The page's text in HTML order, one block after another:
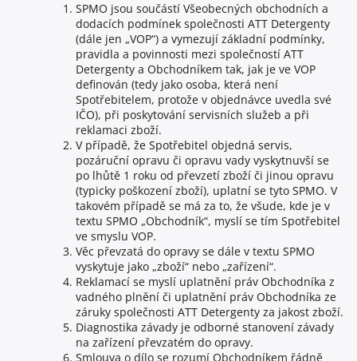
SPMO jsou součástí Všeobecných obchodních a
dodacích podmínek společnosti ATT Detergenty
(dále jen „VOP“) a vymezují základní podmínky,
pravidla a povinnosti mezi společností ATT
Detergenty a Obchodníkem tak, jak je ve VOP
definován (tedy jako osoba, která není
Spotřebitelem, protože v objednávce uvedla své
IČO), při poskytování servisních služeb a při
reklamaci zboží.
V případě, že Spotřebitel objedná servis,
pozáruční opravu či opravu vady vyskytnuvší se
po lhůtě 1 roku od převzetí zboží či jinou opravu
(typicky poškození zboží), uplatní se tyto SPMO. V
takovém případě se má za to, že všude, kde je v
textu SPMO „Obchodník“, myslí se tím Spotřebitel
ve smyslu VOP.
Věc převzatá do opravy se dále v textu SPMO
vyskytuje jako „zboží“ nebo „zařízení“.
Reklamací se myslí uplatnění práv Obchodníka z
vadného plnění či uplatnění práv Obchodníka ze
záruky společnosti ATT Detergenty za jakost zboží.
Diagnostika závady je odborné stanovení závady
na zařízení převzatém do opravy.
Smlouva o dílo se rozumí Obchodníkem řádně